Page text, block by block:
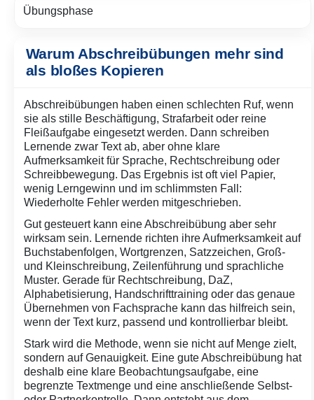
Übungsphase
Warum Abschreibübungen mehr sind
als bloßes Kopieren
Abschreibübungen haben einen schlechten Ruf, wenn
sie als stille Beschäftigung, Strafarbeit oder reine
Fleißaufgabe eingesetzt werden. Dann schreiben
Lernende zwar Text ab, aber ohne klare
Aufmerksamkeit für Sprache, Rechtschreibung oder
Schreibbewegung. Das Ergebnis ist oft viel Papier,
wenig Lerngewinn und im schlimmsten Fall:
Wiederholte Fehler werden mitgeschrieben.
Gut gesteuert kann eine Abschreibübung aber sehr
wirksam sein. Lernende richten ihre Aufmerksamkeit auf
Buchstabenfolgen, Wortgrenzen, Satzzeichen, Groß-
und Kleinschreibung, Zeilenführung und sprachliche
Muster. Gerade für Rechtschreibung, DaZ,
Alphabetisierung, Handschrifttraining oder das genaue
Übernehmen von Fachsprache kann das hilfreich sein,
wenn der Text kurz, passend und kontrollierbar bleibt.
Stark wird die Methode, wenn sie nicht auf Menge zielt,
sondern auf Genauigkeit. Eine gute Abschreibübung hat
deshalb eine klare Beobachtungsaufgabe, eine
begrenzte Textmenge und eine anschließende Selbst-